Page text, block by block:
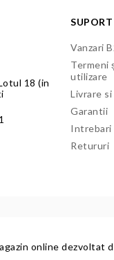
18 (in
Vanzari
Termeni
utilizare
Livrare
Garantii
Retururi
online dezvoltat